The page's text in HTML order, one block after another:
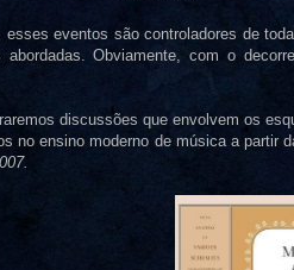
esses eventos são controladores de
abordadas. Obviamente, com o
discussões que envolvem os
no ensino moderno de música a partir